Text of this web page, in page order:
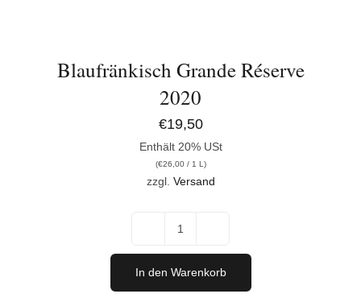
Blaufränkisch Grande Réserve
2020
€19,50
Enthält 20% USt
(€26,00/ 1 L)
zzgl. Versand
Grande
Réserve
In den Warenkorb